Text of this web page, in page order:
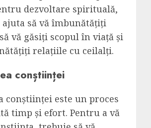
dezvoltare spirituală,
ajuta să vă îmbunătățiți
vă găsiți scopul în viață și
relațiile cu ceilalți.
conștiinței
conștiinței este un proces
timp și efort. Pentru a vă